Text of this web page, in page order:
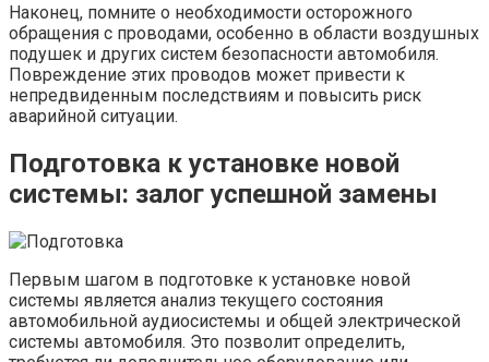
Наконец, помните о необходимости осторожного
обращения с проводами, особенно в области воздушных
подушек и других систем безопасности автомобиля.
Повреждение этих проводов может привести к
непредвиденным последствиям и повысить риск
аварийной ситуации.
Подготовка к установке новой
системы: залог успешной замены
Первым шагом в подготовке к установке новой
системы является анализ текущего состояния
автомобильной аудиосистемы и общей электрической
системы автомобиля. Это позволит определить,